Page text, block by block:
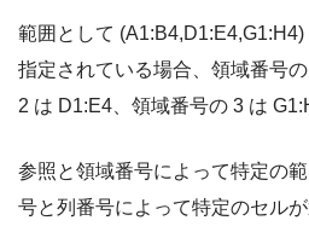
範囲として
指定されている場合、領域番号
2 は D1:E4、領域番号の 3 は
参照と領域番号によって特定の
号と列番号によって特定のセル